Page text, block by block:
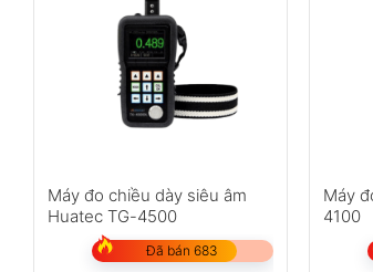
Máy đo chiều dày siêu âm
Huatec TG-4500
Đã bán 683
Máy
4100